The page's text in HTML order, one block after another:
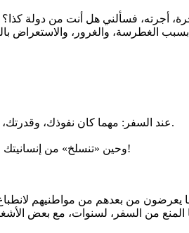
أجرته، فسألني هل أنت من دولة
الغطرسة، والغرور، والاستعراض
عند السفر: مهما كان نفوذك، وقدرتك، ومالك، فإن احترام البلد والشعب المضيف واجب، وليس منة منك.
وحين «تنسلخ» من إنسانيتك في بلدهم، فإنك تعرض بلادك للظلم، ووجهك للمسح على الرصيف!
يعرضون من بعدهم من مواطنيهم